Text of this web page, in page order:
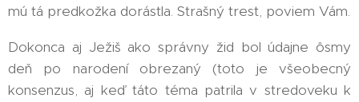
mú tá predkožka dorástla. Strašný trest, poviem Vám.
Dokonca aj Ježiš ako správny žid bol údajne ôsmy
deň po narodení obrezaný (toto je všeobecný
konsenzus, aj keď táto téma patrila v stredoveku k